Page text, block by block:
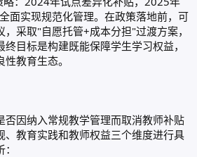
面实现规范化管理。在政策落地前，可
采取"自愿托管+成本分担"过渡方案，
目标是构建既能保障学生学习权益，
教育生态。
否因纳入常规教学管理而取消教师补贴
、教育实践和教师权益三个维度进行具